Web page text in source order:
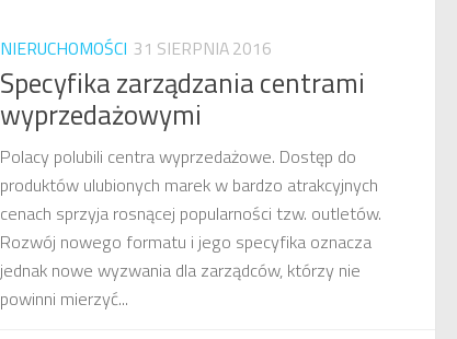
NIERUCHOMOŚCI 31 SIERPNIA 2016
Specyfika zarządzania centrami
wyprzedażowymi
Polacy polubili centra wyprzedażowe. Dostęp do
produktów ulubionych marek w bardzo atrakcyjnych
cenach sprzyja rosnącej popularności tzw. outletów.
Rozwój nowego formatu i jego specyfika oznacza
jednak nowe wyzwania dla zarządców, którzy nie
powinni mierzyć...